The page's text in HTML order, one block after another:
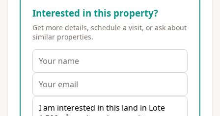
Interested in this property?
Get more details, schedule a visit, or ask about
similar properties.